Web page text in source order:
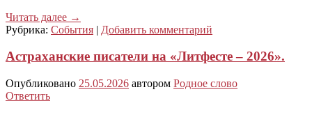
Читать далее →
Рубрика: События | Добавить комментарий
Астраханские писатели на «Литфесте – 2026».
Опубликовано 25.05.2026 автором Родное слово
Ответить